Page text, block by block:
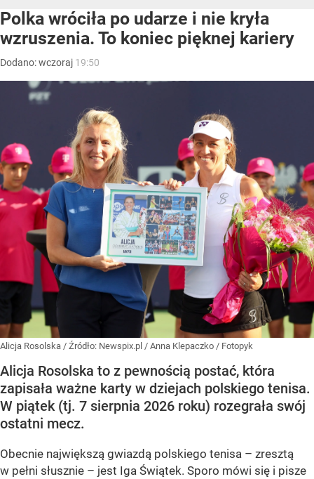
Polka wróciła po udarze i nie kryła
wzruszenia. To koniec pięknej kariery
Dodano:wczoraj 19:50
Alicja Rosolska / Źródło: Newspix.pl / Anna Klepaczko / Fotopyk
Alicja Rosolska to z pewnością postać, która
zapisała ważne karty w dziejach polskiego tenisa.
W piątek (tj. 7 sierpnia 2026 roku) rozegrała swój
ostatni mecz.
Obecnie największą gwiazdą polskiego tenisa – zresztą
w pełni słusznie – jest Iga Świątek. Sporo mówi się i pisze